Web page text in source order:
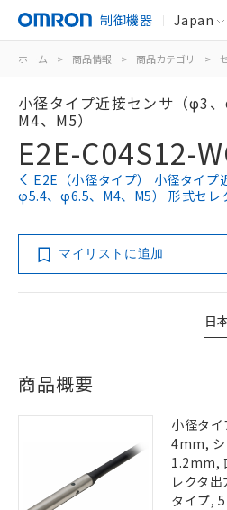
制御機器 Japan
ホーム > 商品情報 > 商品カテゴリ >
小径タイプ近接センサ（φ3
M4、M5）
E2E-C04S12-
E2E（小径タイプ） 小径タイプ
φ5.4、φ6.5、M4、M5） 形式セレ
マイリストに追加
日
商品概要
小径タ
4mm, シ
1.2mm,
レクタ
タイプ,